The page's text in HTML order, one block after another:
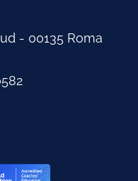
- 00135 Roma